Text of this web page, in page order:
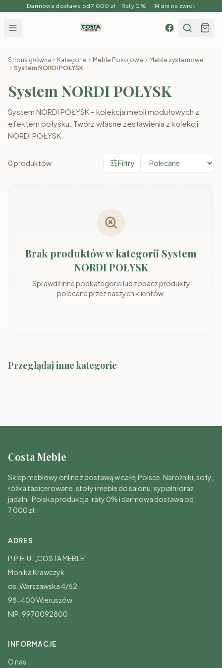
Darmowa dostawa od 7 000 zł Raty 0% 14 dni na zwrot
Strona główna Kategorie Meble Pokojowe
Meble systemowe
System NORDI POŁYSK
System NORDI POŁYSK
System NORDI POŁYSK – kolekcja mebli modułowych z
efektem połysku. Twórz własne zestawienia z kolekcji
NORDI POŁYSK.
0produktów Filtry
Brak produktów w kategorii System
NORDI POŁYSK
Sprawdź inne podkategorie lub zobacz produkty
polecane przez naszych klientów.
Przeglądaj inne kategorie
System Marco-2 Kolory
System MARLY
Costa Meble
Sklep meblowy online z dostawą w całej Polsce. Narożniki, sofy,
łóżka tapicerowane, stoły i meble do salonu, sypialni oraz
jadalni. Polska produkcja, raty 0% i darmowa dostawa od
7 000 zł.
ADRES
P.P.H.U. „COSTA MEBLE"
Monika Krawczyk
os. Warszawska 4/62
98-400 Wieruszów
NIP: 9970092800
INFORMACJE
O nas